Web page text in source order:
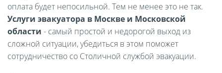
оплата будет непосильной. Тем не менее это не так.
Услуги эвакуатора в Москве и Московской
области - самый простой и недорогой выход из
сложной ситуации, убедиться в этом поможет
сотрудничество со Столичной службой эвакуации.